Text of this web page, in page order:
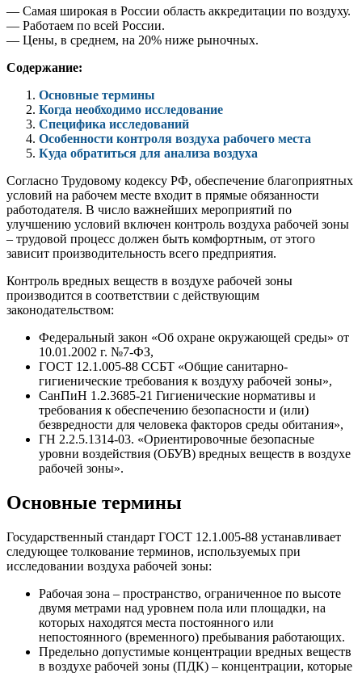
— Самая широкая в России область аккредитации по воздуху.
— Работаем по всей России.
— Цены, в среднем, на 20% ниже рыночных.
Содержание:
Основные термины
Когда необходимо исследование
Специфика исследований
Особенности контроля воздуха рабочего места
Куда обратиться для анализа воздуха
Согласно Трудовому кодексу РФ, обеспечение благоприятных
условий на рабочем месте входит в прямые обязанности
работодателя. В число важнейших мероприятий по
улучшению условий включен контроль воздуха рабочей зоны
– трудовой процесс должен быть комфортным, от этого
зависит производительность всего предприятия.
Контроль вредных веществ в воздухе рабочей зоны
производится в соответствии с действующим
законодательством:
Федеральный закон «Об охране окружающей среды» от
10.01.2002 г. №7-ФЗ,
ГОСТ 12.1.005-88 ССБТ «Общие санитарно-
гигиенические требования к воздуху рабочей зоны»,
СанПиН 1.2.3685-21 Гигиенические нормативы и
требования к обеспечению безопасности и (или)
безвредности для человека факторов среды обитания»,
ГН 2.2.5.1314-03. «Ориентировочные безопасные
уровни воздействия (ОБУВ) вредных веществ в воздухе
рабочей зоны».
Основные термины
Государственный стандарт ГОСТ 12.1.005-88 устанавливает
следующее толкование терминов, используемых при
исследовании воздуха рабочей зоны:
Рабочая зона – пространство, ограниченное по высоте
двумя метрами над уровнем пола или площадки, на
которых находятся места постоянного или
непостоянного (временного) пребывания работающих.
Предельно допустимые концентрации вредных веществ
в воздухе рабочей зоны (ПДК) – концентрации, которые